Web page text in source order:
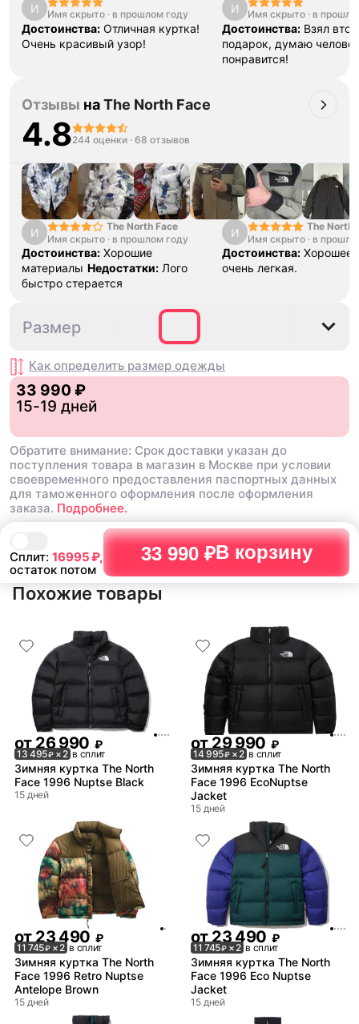
Сплит: 16995₽,
остаток потом
33 990 ₽В корзину
Тройная гарантия
оригинальности
Товар сертифицирован и опломбирован.
Как мы провеяем товары
И Имя скрыто · в прошлом году
Достоинства: Отличная куртка!
Очень красивый узор!
И Имя скрыто · в
Достоинства: Взял
подарок, думаю
понравится!
Отзывы наThe North Face
4.8244 оценки · 68 отзывов
И
The North Face
Имя скрыто · в прошлом году
Достоинства: Хорошие
материалы Недостатки: Лого
быстро стерается
И
The North
Print Zip
Имя скрыто · в
Достоинства: Хорошее
очень легкая.
Размер
Как определить размер одежды
33 990 ₽
15-19 дней
Обратите внимание: Срок доставки указан до
поступления товара в магазин в Москве при условии
своевременного предоставления паспортных данных
для таможенного оформления после оформления
заказа. Подробнее.
Похожие товары
от 26 990 ₽
13 495₽ × 2 в сплит
Зимняя куртка The North
Face 1996 Nuptse Black
15 дней
от 29 990 ₽
14 995₽ × 2 в сплит
Зимняя куртка The North
Face 1996 EcoNuptse
Jacket
15 дней
от23 490 ₽
11 745₽ × 2 в сплит
Зимняя куртка The North
Face 1996 Retro Nuptse
Antelope Brown
15 дней
от23 490 ₽
11 745₽ × 2 в сплит
Зимняя куртка The North
Face 1996 Eco Nuptse
Jacket
15 дней